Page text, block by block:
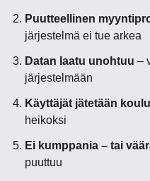
Puutteellinen
järjestelmä ei tue arkea
Datan laatu unohtuu –
järjestelmään
Käyttäjät jätetään
heikoksi
Ei kumppania – tai
puuttuu